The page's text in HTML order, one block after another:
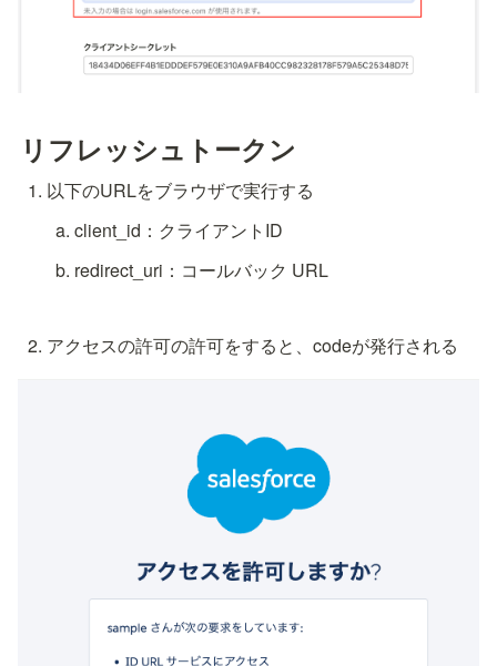
リフレッシュトークン
以下のURLをブラウザで実行する
client_id：クライアントID
redirect_uri：コールバック URL
アクセスの許可の許可をすると、codeが発行される